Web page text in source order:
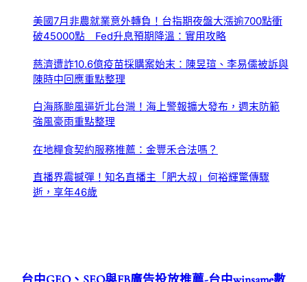
美國7月非農就業意外轉負！台指期夜盤大漲逾700點衝
破45000點 Fed升息預期降溫：實用攻略
慈濟遭詐10.6億疫苗採購案始末：陳昱瑄、李易儒被訴與
陳時中回應重點整理
白海豚颱風逼近北台灣！海上警報擴大發布，週末防範
強風豪雨重點整理
在地糧食契約服務推薦：金豐禾合法嗎？
直播界震撼彈！知名直播主「肥大叔」何裕輝驚傳驟
逝，享年46歲